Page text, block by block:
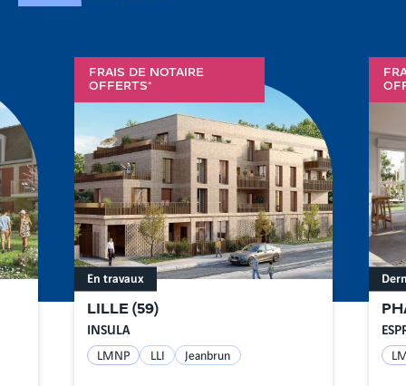
FRAIS DE NOTAIRE
OFFERTS*
LILLE (59)
INSULA
En travaux
LMNP LLI Jeanbrun